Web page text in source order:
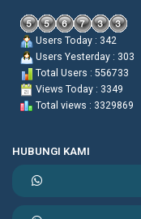
Users Today : 342
Users Yesterday : 303
Total Users : 556733
Views Today : 3349
Total views : 3329869
HUBUNGI KAMI